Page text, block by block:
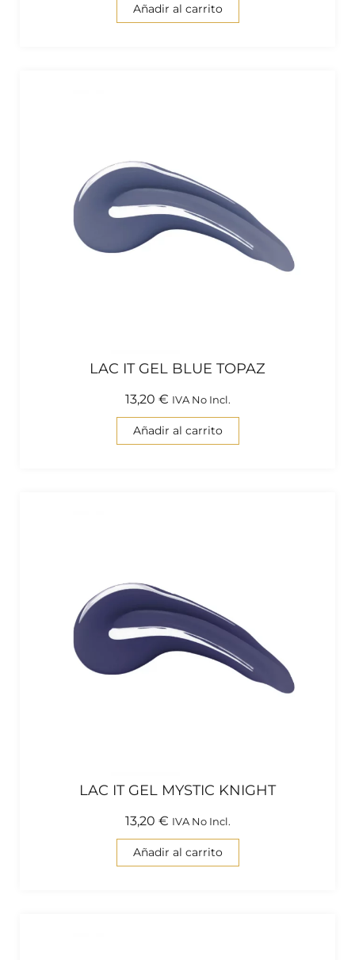
Añadir al carrito
LAC IT GEL BLUE TOPAZ
13,20 € IVA No Incl.
Añadir al carrito
LAC IT GEL MYSTIC KNIGHT
13,20 € IVA No Incl.
Añadir al carrito